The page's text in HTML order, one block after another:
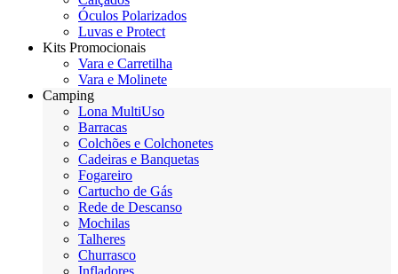
Óculos Polarizados
Luvas e Protect
Kits Promocionais
Vara e Carretilha
Vara e Molinete
Camping
Lona MultiUso
Barracas
Colchões e Colchonetes
Cadeiras e Banquetas
Fogareiro
Cartucho de Gás
Rede de Descanso
Mochilas
Talheres
Churrasco
Infladores